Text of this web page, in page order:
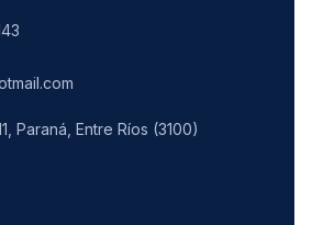
Paraná, Entre Ríos (3100)